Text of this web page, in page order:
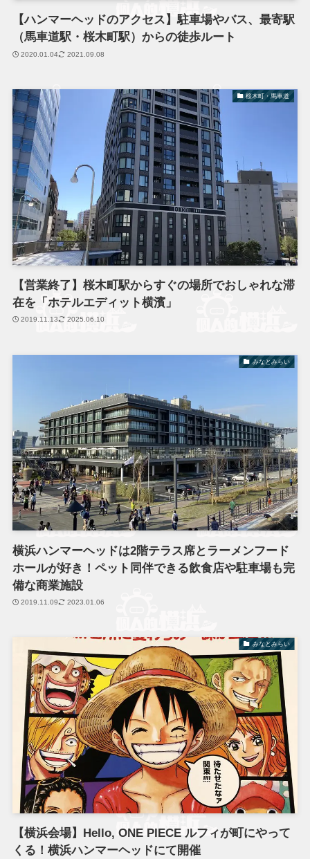
【ハンマーヘッドのアクセス】駐車場やバス、最寄駅
（馬車道駅・桜木町駅）からの徒歩ルート
2020.01.04 2021.09.08
桜木町・馬車道
【営業終了】桜木町駅からすぐの場所でおしゃれな滞
在を「ホテルエディット横濱」
2019.11.13 2025.06.10
みなとみらい
横浜ハンマーヘッドは2階テラス席とラーメンフード
ホールが好き！ペット同伴できる飲食店や駐車場も完
備な商業施設
2019.11.09 2023.01.06
みなとみらい
【横浜会場】Hello, ONE PIECE ルフィが町にやって
くる！横浜ハンマーヘッドにて開催